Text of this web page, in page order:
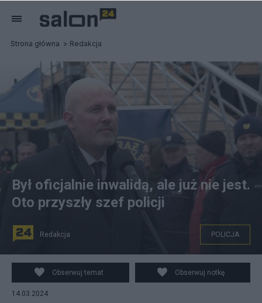
Strona główna Redakcja
Był oficjalnie inwalidą, ale już nie jest.
Oto przyszły szef policji
Redakcja POLICJA
Obserwuj temat Obserwuj notkę
14.03.2024